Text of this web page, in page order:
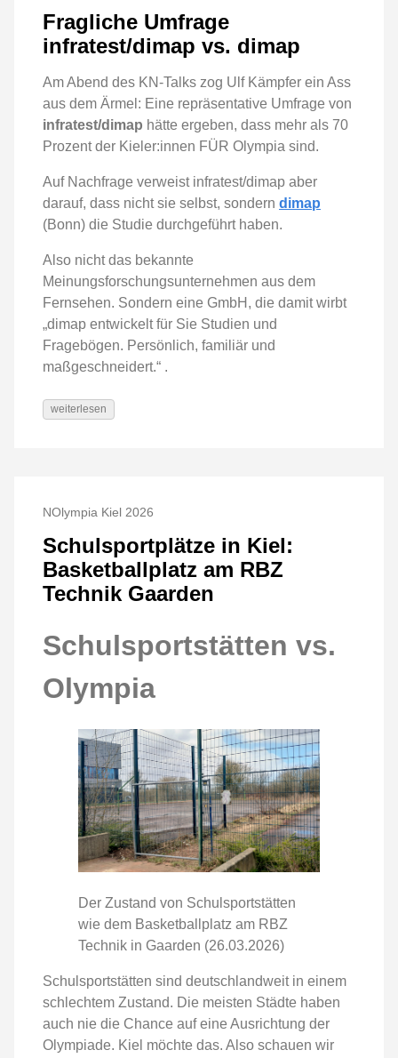
Fragliche Umfrage
infratest/dimap vs. dimap
Am Abend des KN-Talks zog Ulf Kämpfer ein Ass
aus dem Ärmel: Eine repräsentative Umfrage von
infratest/dimap hätte ergeben, dass mehr als 70
Prozent der Kieler:innen FÜR Olympia sind.
Auf Nachfrage verweist infratest/dimap aber
darauf, dass nicht sie selbst, sondern dimap
(Bonn) die Studie durchgeführt haben.
Also nicht das bekannte
Meinungsforschungsunternehmen aus dem
Fernsehen. Sondern eine GmbH, die damit wirbt
„dimap entwickelt für Sie Studien und
Fragebögen. Persönlich, familiär und
maßgeschneidert.“ .
weiterlesen
NOlympia Kiel 2026
Schulsportplätze in Kiel:
Basketballplatz am RBZ
Technik Gaarden
Schulsportstätten vs.
Olympia
Der Zustand von Schulsportstätten
wie dem Basketballplatz am RBZ
Technik in Gaarden (26.03.2026)
Schulsportstätten sind deutschlandweit in einem
schlechtem Zustand. Die meisten Städte haben
auch nie die Chance auf eine Ausrichtung der
Olympiade. Kiel möchte das. Also schauen wir